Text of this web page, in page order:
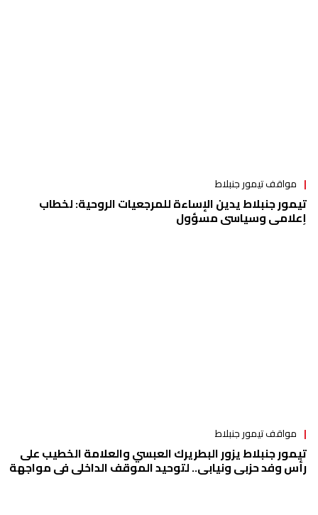
مواقف تيمور جنبلاط
تيمور جنبلاط يدين الإساءة للمرجعيات الروحية: لخطاب
إعلامي وسياسي مسؤول
مواقف تيمور جنبلاط
تيمور جنبلاط يزور البطريرك العبسي والعلامة الخطيب على
رأس وفد حزبي ونيابي.. لتوحيد الموقف الداخلي في مواجهة
التحديات